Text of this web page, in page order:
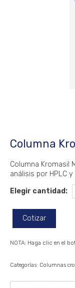
Columna
Columna Kromasil
análisis por HPLC y
Elegir cantidad:
Cotizar
NOTA: Haga clic en el
Categorías: Columnas